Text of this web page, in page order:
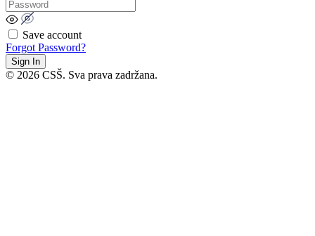
Save account
Forgot Password?
Sign In
© 2026 CSŠ. Sva prava zadržana.